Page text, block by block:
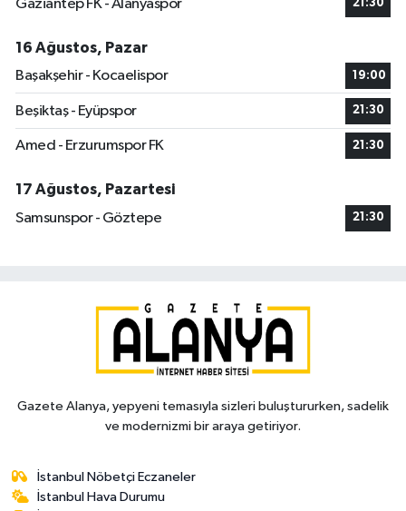
Gaziantep FK - Alanyaspor 21:30
16 Ağustos, Pazar
Başakşehir - Kocaelispor
19:00
Beşiktaş - Eyüpspor 21:30
Amed - Erzurumspor FK 21:30
17 Ağustos, Pazartesi
Samsunspor - Göztepe
21:30
Gazete Alanya, yepyeni temasıyla sizleri buluştururken, sadelik
ve modernizmi bir araya getiriyor.
İstanbul Nöbetçi Eczaneler
İstanbul Hava Durumu